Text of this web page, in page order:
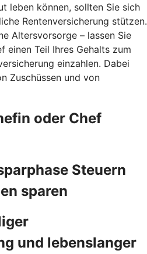
leben können, sollten Sie sich
Rentenversicherung stützen.
Altersvorsorge – lassen Sie
einen Teil Ihres Gehalts zum
einzahlen. Dabei
Zuschüssen und von
oder Chef
Steuern
sparen
und lebenslanger